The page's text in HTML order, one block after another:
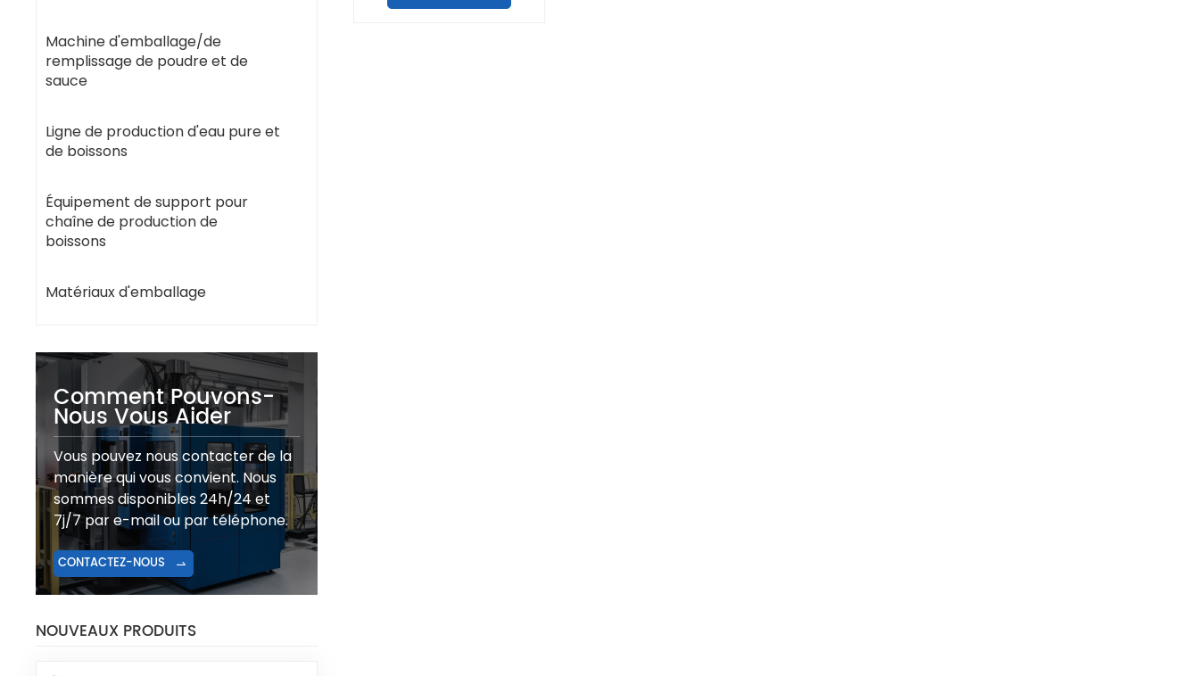
Machine d'emballage/de
remplissage de poudre et de
sauce
Ligne de production d'eau pure et
de boissons
Équipement de support pour
chaîne de production de
boissons
Matériaux d'emballage
Comment Pouvons-
Nous Vous Aider
Vous pouvez nous contacter de la
manière qui vous convient. Nous
sommes disponibles 24h/24 et
7j/7 par e-mail ou par téléphone.
CONTACTEZ-NOUS
NOUVEAUX PRODUITS